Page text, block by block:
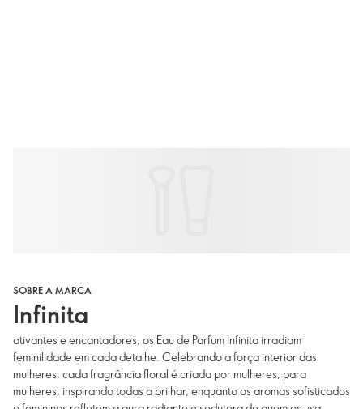
SOBRE A MARCA
Infinita
ativantes e encantadores, os Eau de Parfum Infinita irradiam
feminilidade em cada detalhe. Celebrando a força interior das
mulheres, cada fragrância floral é criada por mulheres, para
mulheres, inspirando todas a brilhar, enquanto os aromas sofisticados